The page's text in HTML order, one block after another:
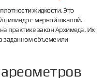
жидкости. Это
цилиндр с мерной шкалой.
практике закон Архимеда. Их
заданном объеме или